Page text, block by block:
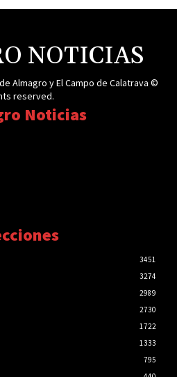
NOTICIAS
Almagro y El Campo de Calatrava ©
reserved.
Noticias
3451
3274
2989
2730
1722
1333
795